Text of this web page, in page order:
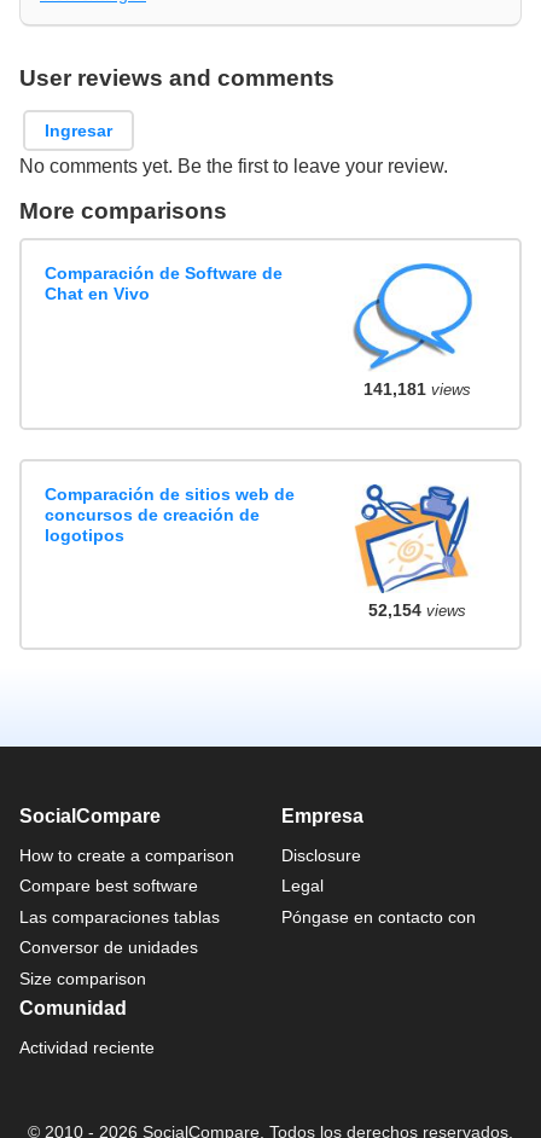
User reviews and comments
Ingresar
No comments yet. Be the first to leave your review.
More comparisons
Comparación de Software de
Chat en Vivo
141,181views
Comparación de sitios web de
concursos de creación de
logotipos
52,154views
SocialCompare
How to create a comparison
Compare best software
Las comparaciones tablas
Conversor de unidades
Size comparison
Empresa
Disclosure
Legal
Póngase en contacto con
Comunidad
Actividad reciente
© 2010 - 2026 SocialCompare. Todos los derechos reservados.